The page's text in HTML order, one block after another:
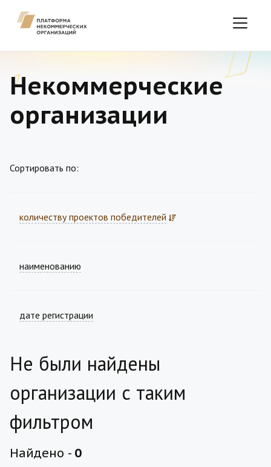
Некоммерческие
организации
Сортировать по:
количеству проектов победителей
наименованию
дате регистрации
Не были найдены
организации с таким
фильтром
Найдено - 0